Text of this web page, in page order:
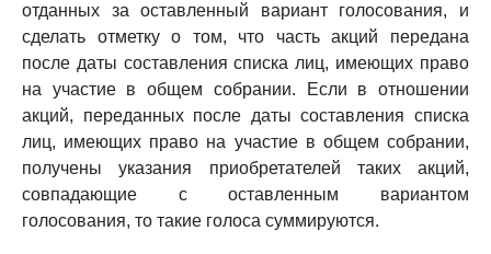
отданных за оставленный вариант голосования, и
сделать отметку о том, что часть акций передана
после даты составления списка лиц, имеющих право
на участие в общем собрании. Если в отношении
акций, переданных после даты составления списка
лиц, имеющих право на участие в общем собрании,
получены указания приобретателей таких акций,
совпадающие с оставленным вариантом
голосования, то такие голоса суммируются.